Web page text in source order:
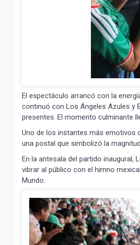
El espectáculo arrancó con la
continuó con Los Ángeles Azules y
presentes. El momento culminante
Uno de los instantes más emotivos
una postal que simbolizó la
En la antesala del partido inaugural,
vibrar al público con el himno
Mundo.